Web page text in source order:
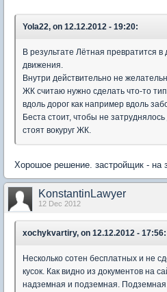
Yola22, on 12.12.2012 - 19:20:
В результате Лётная превратится в
движения.
Внутри действительно не
ЖК считаю нужно сделать что-то
вдоль дорог как например вдоль
Беста стоит, чтобы не
стоят вокуруг ЖК.
Хорошое решение. застройщик - на
KonstantinLawyer
12 Dec 2012
xochykvartiry, on 12.12.2012 - 17:56:
Несколько сотен бесплатных и не
кусок. Как видно из документов на
надземная и подземная. Подземная